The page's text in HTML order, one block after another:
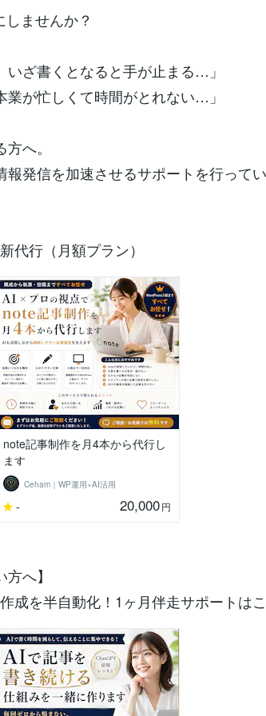
ませんか？
いざ書くとなると手が止まる…」
業が忙しくて時間がとれない…」
へ。
報発信を加速させるサポートを行って
代行（月額プラン）
note記事制作を月4本から代行し
ます
Ceham｜WP運用×AI活用
- 20,000円
へ】
成を半自動化！1ヶ月伴走サポートは